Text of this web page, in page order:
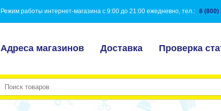
Режим работы интернет-магазина с 9:00 до 21:00 ежедневно, тел.: 8 (800)
Адреса магазинов Доставка Проверка